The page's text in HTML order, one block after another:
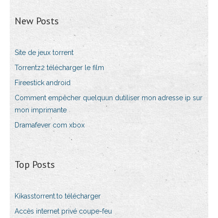
New Posts
Site de jeux torrent
Torrentz2 télécharger le film
Fireestick android
Comment empêcher quelquun dutiliser mon adresse ip sur
mon imprimante
Dramafever com xbox
Top Posts
Kikasstorrent.to télécharger
Accès internet privé coupe-feu